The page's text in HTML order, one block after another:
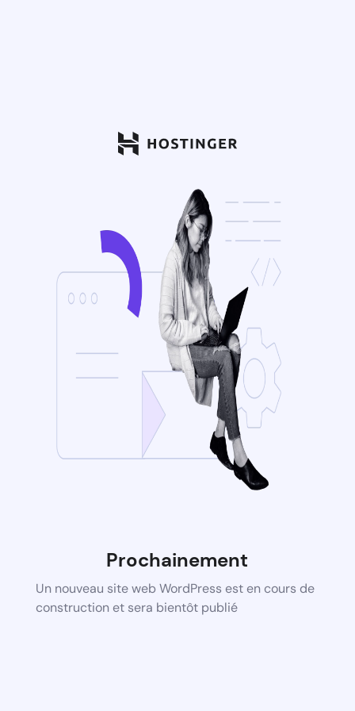
Prochainement
Un nouveau site web WordPress est en cours de
construction et sera bientôt publié